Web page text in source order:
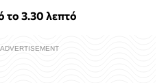
το 3.30 λεπτό